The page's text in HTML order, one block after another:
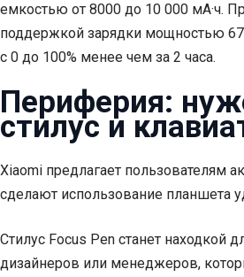
емкостью от 8000 до 10 000 мА·ч.
поддержкой зарядки мощностью
с 0 до 100% менее чем за 2 часа.
Периферия:
стилус и
Xiaomi предлагает пользователям
сделают использование планшета
Стилус Focus Pen станет находкой
дизайнеров или менеджеров,